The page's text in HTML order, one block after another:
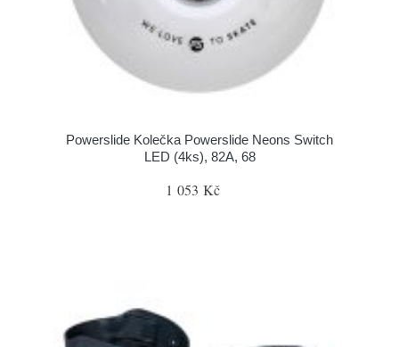
Powerslide Kolečka Powerslide Neons Switch
LED (4ks), 82A, 68
1 053 Kč